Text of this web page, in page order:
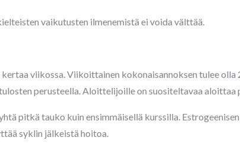
vaikutusten ilmenemistä ei voida välttää.
viikossa. Viikoittainen kokonaisannoksen tulee olla
perusteella. Aloittelijoille on suositeltavaa aloittaa
pitkä tauko kuin ensimmäisellä kurssilla.
syklin jälkeistä hoitoa.